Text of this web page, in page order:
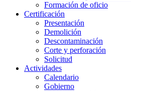
Formación de oficio
Certificación
Presentación
Demolición
Descontaminación
Corte y perforación
Solicitud
Actividades
Calendario
Gobierno